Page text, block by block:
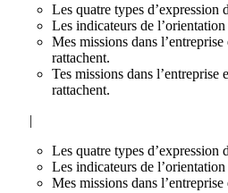
Les quatre types d’expression
Les indicateurs de l’orientation
Mes missions dans
rattachent.
Tes missions dans l’entreprise
rattachent.
|
Les quatre types d’expression
Les indicateurs de l’orientation
Mes missions dans